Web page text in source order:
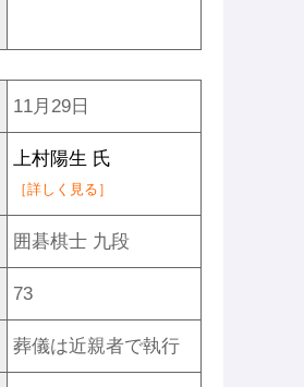
11月29日
上村陽生 氏
［詳しく見る］
囲碁棋士 九段
73
葬儀は近親者で執行